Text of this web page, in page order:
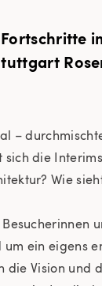
–
die
Wie
ein eigens
Vision und